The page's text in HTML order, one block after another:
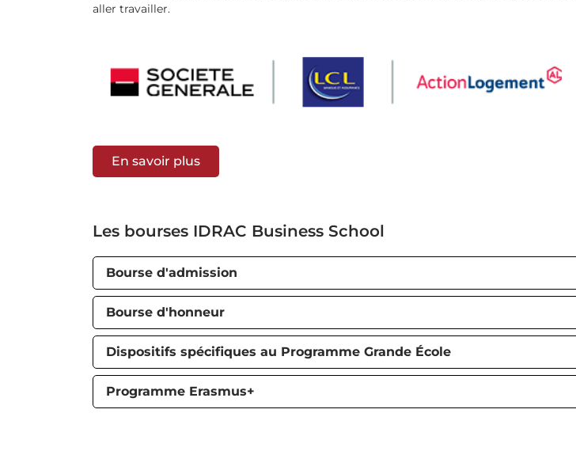
aller travailler.
En savoir plus
Les bourses IDRAC Business School
Bourse d'admission
Bourse d'honneur
Dispositifs spécifiques au Programme Grande École
Programme Erasmus+